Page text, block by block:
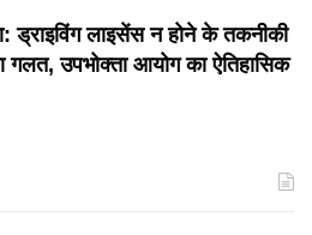
ड्राइविंग लाइसेंस न होने के तकनीकी
गलत, उपभोक्ता आयोग का ऐतिहासिक